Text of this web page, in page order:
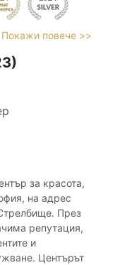
Покажи повече >>
за красота,
на адрес
През
репутация,
и
Центърът